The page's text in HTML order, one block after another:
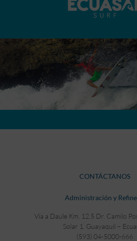
CONTÁCTANOS
Administración y
Vía a Daule Km. 12.5 Dr. Camilo
Solar 1. Guayaquil –
(593) 04-5000-666